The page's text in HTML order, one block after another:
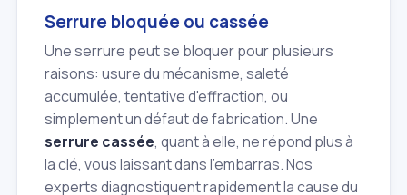
Serrure bloquée ou cassée
Une serrure peut se bloquer pour plusieurs
raisons: usure du mécanisme, saleté
accumulée, tentative d'effraction, ou
simplement un défaut de fabrication. Une
serrure cassée, quant à elle, ne répond plus à
la clé, vous laissant dans l'embarras. Nos
experts diagnostiquent rapidement la cause du